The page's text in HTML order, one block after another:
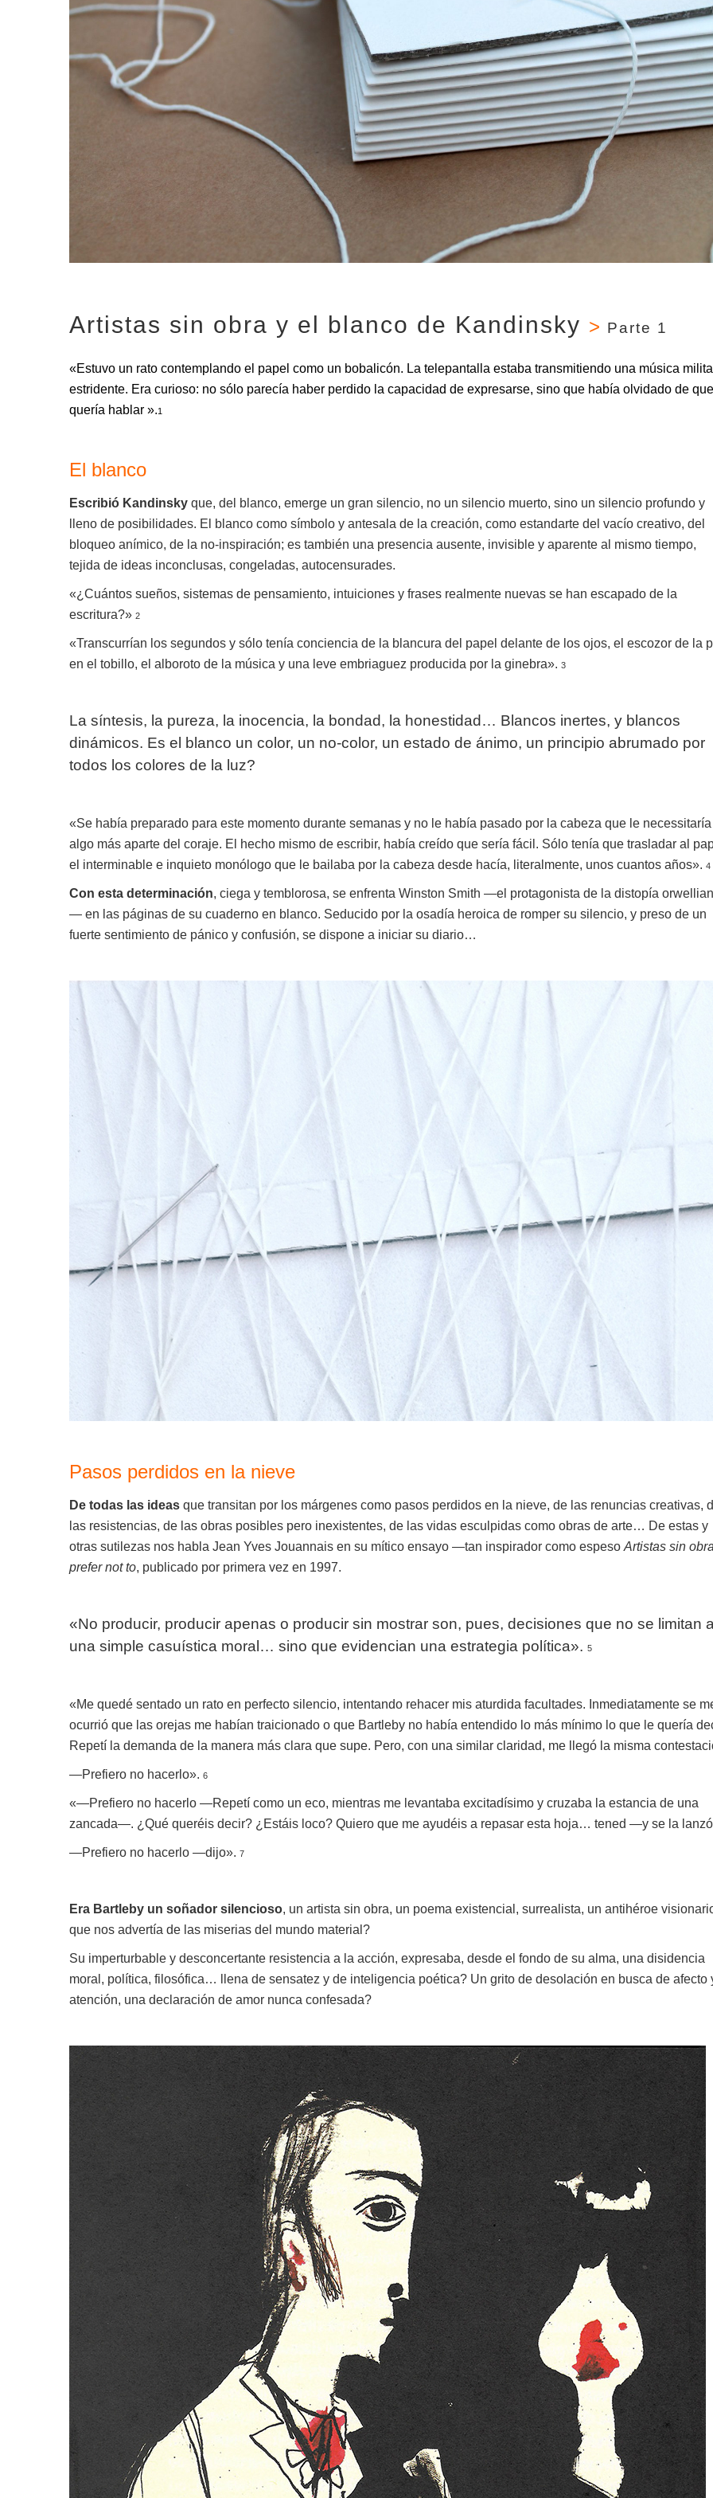
Artistas sin obra y el blanco de Kandinsky > Parte 1
«Estuvo un rato contemplando el papel como un bobalicón. La telepantalla estaba transmitiendo una música
estridente. Era curioso: no sólo parecía haber perdido la capacidad de expresarse, sino que había olvidado de que
quería hablar ».1
El blanco
Escribió Kandinsky que, del blanco, emerge un gran silencio, no un silencio muerto, sino un silencio profundo y
lleno de posibilidades. El blanco como símbolo y antesala de la creación, como estandarte del vacío creativo, del
bloqueo anímico, de la no-inspiración; es también una presencia ausente, invisible y aparente al mismo tiempo,
tejida de ideas inconclusas, congeladas, autocensurades.
«¿Cuántos sueños, sistemas de pensamiento, intuiciones y frases realmente nuevas se han escapado de la
escritura?» 2
«Transcurrían los segundos y sólo tenía conciencia de la blancura del papel delante de los ojos, el escozor de la
en el tobillo, el alboroto de la música y una leve embriaguez producida por la ginebra». 3
La síntesis, la pureza, la inocencia, la bondad, la honestidad… Blancos inertes, y blancos
dinámicos. Es el blanco un color, un no-color, un estado de ánimo, un principio abrumado por
todos los colores de la luz?
«Se había preparado para este momento durante semanas y no le había pasado por la cabeza que le necessitaría
algo más aparte del coraje. El hecho mismo de escribir, había creído que sería fácil. Sólo tenía que trasladar al
el interminable e inquieto monólogo que le bailaba por la cabeza desde hacía, literalmente, unos cuantos años». 4
Con esta determinación, ciega y temblorosa, se enfrenta Winston Smith —el protagonista de la distopía
— en las páginas de su cuaderno en blanco. Seducido por la osadía heroica de romper su silencio, y preso de un
fuerte sentimiento de pánico y confusión, se dispone a iniciar su diario…
Pasos perdidos en la nieve
De todas las ideas que transitan por los márgenes como pasos perdidos en la nieve, de las renuncias creativas,
las resistencias, de las obras posibles pero inexistentes, de las vidas esculpidas como obras de arte… De estas y
otras sutilezas nos habla Jean Yves Jouannais en su mítico ensayo —tan inspirador como espeso Artistas sin
prefer not to, publicado por primera vez en 1997.
«No producir, producir apenas o producir sin mostrar son, pues, decisiones que no se limitan a
una simple casuística moral… sino que evidencian una estrategia política». 5
«Me quedé sentado un rato en perfecto silencio, intentando rehacer mis aturdida facultades. Inmediatamente se
ocurrió que las orejas me habían traicionado o que Bartleby no había entendido lo más mínimo lo que le quería
Repetí la demanda de la manera más clara que supe. Pero, con una similar claridad, me llegó la misma
—Prefiero no hacerlo». 6
«—Prefiero no hacerlo —Repetí como un eco, mientras me levantaba excitadísimo y cruzaba la estancia de una
zancada—. ¿Qué queréis decir? ¿Estáis loco? Quiero que me ayudéis a repasar esta hoja… tened —y se la
—Prefiero no hacerlo —dijo». 7
Era Bartleby un soñador silencioso, un artista sin obra, un poema existencial, surrealista, un antihéroe
que nos advertía de las miserias del mundo material?
Su imperturbable y desconcertante resistencia a la acción, expresaba, desde el fondo de su alma, una disidencia
moral, política, filosófica… llena de sensatez y de inteligencia poética? Un grito de desolación en busca de afecto
atención, una declaración de amor nunca confesada?